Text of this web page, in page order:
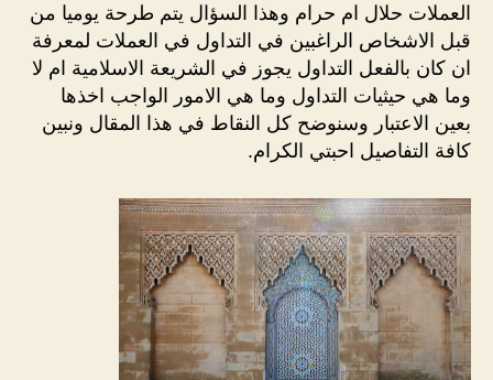
العملات حلال ام حرام وهذا السؤال يتم طرحة يوميا من
قبل الاشخاص الراغبين في التداول في العملات لمعرفة
ان كان بالفعل التداول يجوز في الشريعة الاسلامية ام لا
وما هي حيثيات التداول وما هي الامور الواجب اخذها
بعين الاعتبار وسنوضح كل النقاط في هذا المقال ونبين
كافة التفاصيل احبتي الكرام.